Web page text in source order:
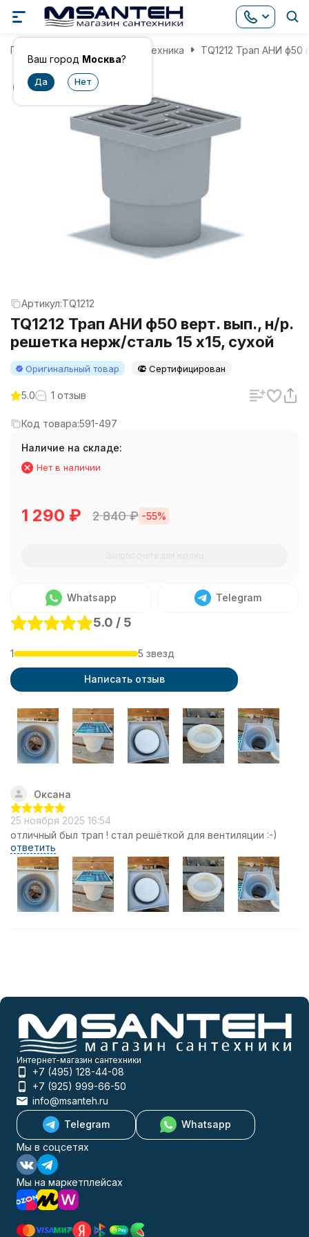
Ваш город Москва?
Главная Инженерная сантехника TQ1212 Трап АНИ ф50
хит
Артикул:TQ1212
TQ1212 Трап АНИ ф50 верт. вып., н/р.
решетка нерж/сталь 15 х15, сухой
Оригинальный товар Сертифицирован
5.0 1 отзыв
Код товара:591-497
Наличие на складе:
Нет в наличии
1 290 ₽ 2 840₽ -55%
Whatsapp Telegram
5.0 / 5
1 5 звезд
Написать отзыв
Оксана
25 ноября 2025 16:54
отличный был трап ! стал решёткой для вентиляции :-)
ответить
Интернет-магазин сантехники
+7 (495) 128-44-08
+7 (925) 999-66-50
info@msanteh.ru
Telegram
Whatsapp
Мы в соцсетях
Мы на маркетплейсах